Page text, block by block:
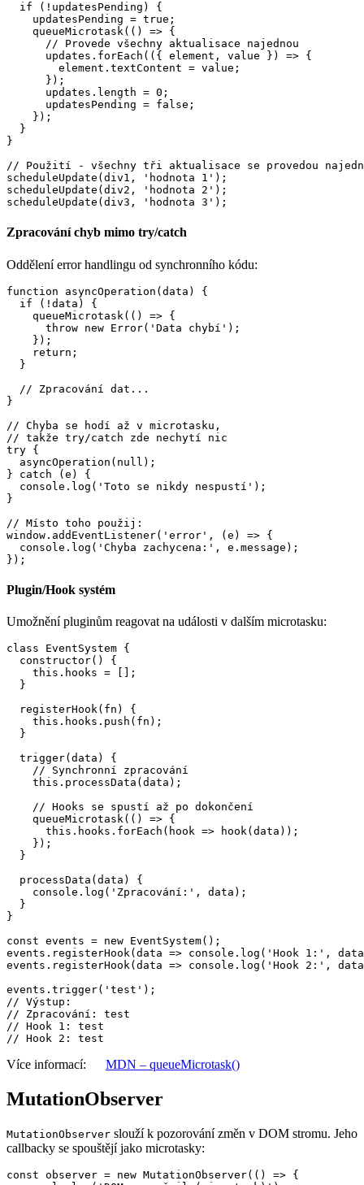
  if (!updatesPending) {
    updatesPending = true;
    queueMicrotask(() => {
      // Provede všechny aktualisace najednou
      updates.forEach(({ element, value }) => {
        element.textContent = value;
      });
      updates.length = 0;
      updatesPending = false;
    });
  }
}
// Použití - všechny tři aktualisace se provedou
scheduleUpdate(div1, 'hodnota 1');
scheduleUpdate(div2, 'hodnota 2');
Zpracování chyb mimo try/catch
Oddělení error handlingu od synchronního kódu:
function asyncOperation(data) {
  if (!data) {
    queueMicrotask(() => {
      throw new Error('Data chybí');
    });
    return;
  }
  // Zpracování dat...
}
// Chyba se hodí až v microtasku,
// takže try/catch zde nechytí nic
try {
  asyncOperation(null);
} catch (e) {
  console.log('Toto se nikdy nespustí');
}
// Místo toho použij:
window.addEventListener('error', (e) => {
  console.log('Chyba zachycena:', e.message);
Plugin/Hook systém
Umožnění pluginům reagovat na události v dalším microtasku:
class EventSystem {
  constructor() {
    this.hooks = [];
  }
  registerHook(fn) {
    this.hooks.push(fn);
  }
  trigger(data) {
    // Synchronní zpracování
    this.processData(data);
    // Hooks se spustí až po dokončení
    queueMicrotask(() => {
      this.hooks.forEach(hook => hook(data));
    });
  }
  processData(data) {
    console.log('Zpracování:', data);
  }
}
const events = new EventSystem();
events.registerHook(data => console.log('Hook 1:',
events.registerHook(data => console.log('Hook 2:',
events.trigger('test');
// Výstup:
// Zpracování: test
// Hook 1: test
Více informací: MDN – queueMicrotask()
MutationObserver
MutationObserver slouží k pozorování změn v DOM stromu. Jeho
callbacky se spouštějí jako microtasky:
const observer = new MutationObserver(() => {